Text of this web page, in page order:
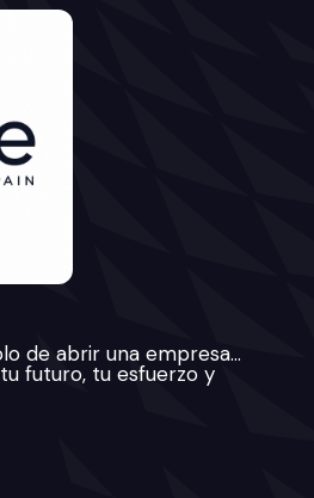
de abrir una empresa…
futuro, tu esfuerzo y